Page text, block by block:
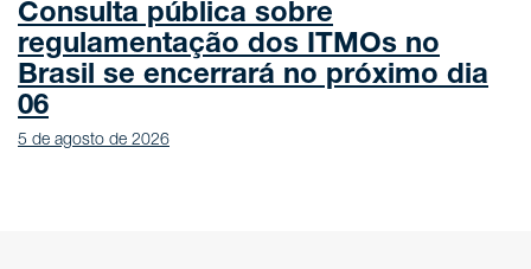
sobre
dos ITMOs no
no próximo dia
Marco Civil da
regras entram
abordagem